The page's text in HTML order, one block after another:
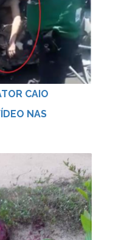
CAIO
NAS